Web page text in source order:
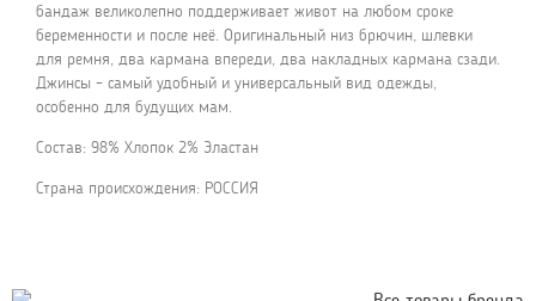
бандаж великолепно поддерживает живот на любом сроке
беременности и после неё. Оригинальный низ брючин, шлевки
для ремня, два кармана впереди, два накладных кармана сзади.
Джинсы – самый удобный и универсальный вид одежды,
особенно для будущих мам.
Состав: 98% Хлопок 2% Эластан
Страна происхождения: РОССИЯ